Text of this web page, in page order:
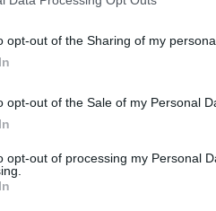
opt-out of the Sharing of my
opt-out of the Sale of my Personal
opt-out of processing my Personal
długo utrzymują się
cenach,